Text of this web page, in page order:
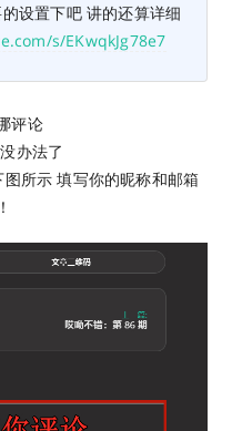
设置下吧 讲的还算详细
s/EKwqkJg78e7
评论
办法了
所示 填写你的昵称和邮箱